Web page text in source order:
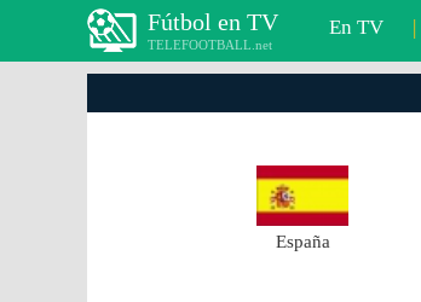
Fútbol en TV
TELEFOOTBALL.net
En TV |
España